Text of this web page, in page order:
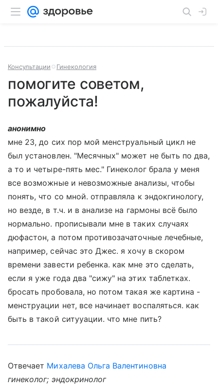
Консультации Гинекология
помогите советом,
пожалуйста!
анонимно
мне 23, до сих пор мой менструальный цикл не
был установлен. "Месячных" может не быть по два,
а то и четыре-пять мес." Гинеколог брала у меня
все возможные и невозможные анализы, чтобы
понять, что со мной. отправляла к эндокгинологу,
но везде, в т.ч. и в анализе на гармоны всё было
нормально. прописывали мне в таких случаях
дюфастон, а потом противозачаточные лечебные,
например, сейчас это Джес. я хочу в скором
времени завести ребенка. как мне это сделать,
если я уже года два "сижу" на этих таблетках.
бросать пробовала, но потом такая же картина -
менструации нет, все начинает воспаляться. как
быть в такой ситууации. что мне пить?
Отвечает Михалева Ольга Валентиновна
гинеколог; эндокринолог